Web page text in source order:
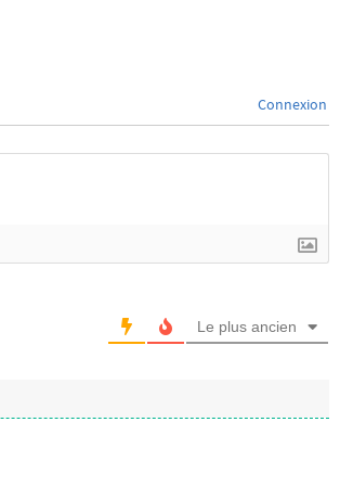
Connexion
Le plus ancien